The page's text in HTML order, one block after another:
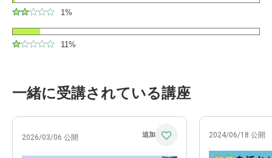
1%
11%
一緒に受講されている講座
2026/03/06 公開 2024/06/18 公開